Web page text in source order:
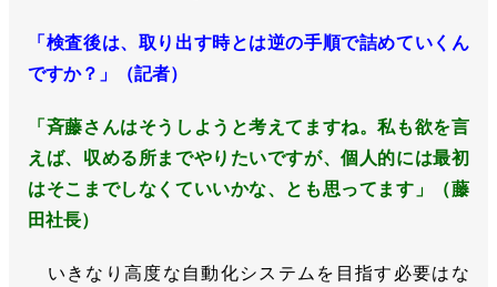
「検査後は、取り出す時とは逆の手順で詰めていくん
ですか？」（記者）
「斉藤さんはそうしようと考えてますね。私も欲を言
えば、収める所までやりたいですが、個人的には最初
はそこまでしなくていいかな、とも思ってます」（藤
田社長）
いきなり高度な自動化システムを目指す必要はな